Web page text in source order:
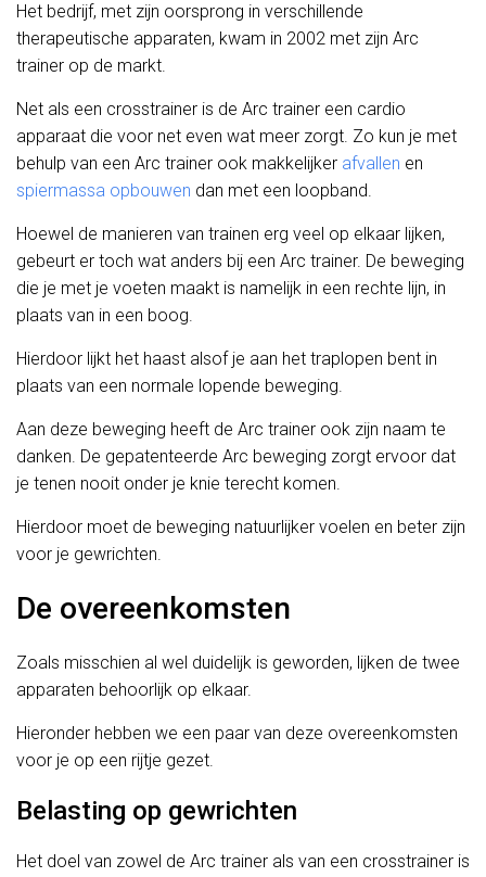
Het bedrijf, met zijn oorsprong in verschillende
therapeutische apparaten, kwam in 2002 met zijn Arc
trainer op de markt.
Net als een crosstrainer is de Arc trainer een cardio
apparaat die voor net even wat meer zorgt. Zo kun je met
behulp van een Arc trainer ook makkelijker afvallen en
spiermassa opbouwen dan met een loopband.
Hoewel de manieren van trainen erg veel op elkaar lijken,
gebeurt er toch wat anders bij een Arc trainer. De beweging
die je met je voeten maakt is namelijk in een rechte lijn, in
plaats van in een boog.
Hierdoor lijkt het haast alsof je aan het traplopen bent in
plaats van een normale lopende beweging.
Aan deze beweging heeft de Arc trainer ook zijn naam te
danken. De gepatenteerde Arc beweging zorgt ervoor dat
je tenen nooit onder je knie terecht komen.
Hierdoor moet de beweging natuurlijker voelen en beter zijn
voor je gewrichten.
De overeenkomsten
Zoals misschien al wel duidelijk is geworden, lijken de twee
apparaten behoorlijk op elkaar.
Hieronder hebben we een paar van deze overeenkomsten
voor je op een rijtje gezet.
Belasting op gewrichten
Het doel van zowel de Arc trainer als van een crosstrainer is